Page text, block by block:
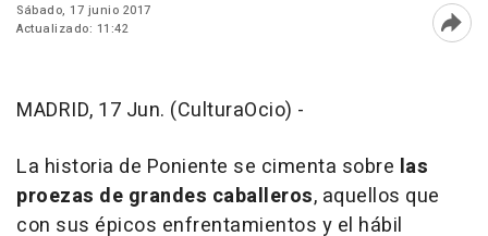
Sábado, 17 junio 2017
Actualizado: 11:42
MADRID, 17 Jun. (CulturaOcio) -
La historia de Poniente se cimenta sobre las
proezas de grandes caballeros, aquellos que
con sus épicos enfrentamientos y el hábil